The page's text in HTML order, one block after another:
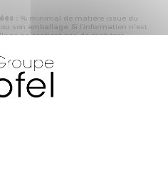
: % minimal de matière issue du
son emballage. Si l’information n'est
ne contient pas de matières
recyclable » : la matière recyclée
mis en œuvre représente plus de 50
» : la matière recyclée
produit :